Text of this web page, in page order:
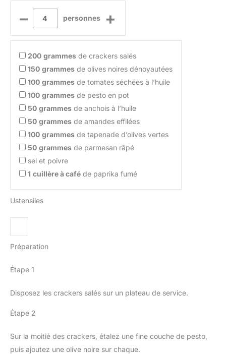
– personnes +
200 grammes de crackers salés
150 grammes de olives noires dénoyautées
100 grammes de tomates séchées à l’huile
100 grammes de pesto en pot
50 grammes de anchois à l’huile
50 grammes de amandes effilées
100 grammes de tapenade d’olives vertes
50 grammes de parmesan râpé
sel et poivre
1 cuillère à café de paprika fumé
Ustensiles
Préparation
Étape 1
Disposez les crackers salés sur un plateau de service.
Étape 2
Sur la moitié des crackers, étalez une fine couche de pesto,
puis ajoutez une olive noire sur chaque.